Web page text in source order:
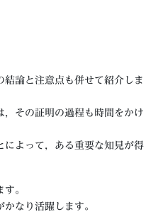
論と注意点も併せて紹介しま
，その証明の過程も時間をかけ
によって，ある重要な知見が得
。
なり活躍します。